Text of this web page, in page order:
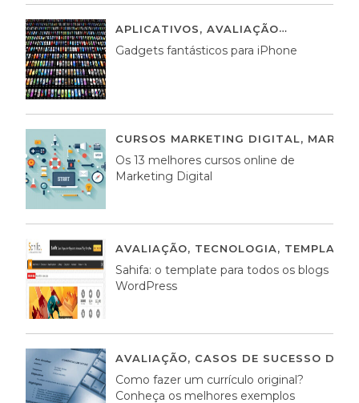
APLICATIVOS, AVALIAÇÃO
Gadgets fantásticos para iPhone
CURSOS MARKETING DIGITAL,
Os 13 melhores cursos online de
Marketing Digital
AVALIAÇÃO, TECNOLOGIA,
Sahifa: o template para todos os blogs
WordPress
AVALIAÇÃO, CASOS DE SUCESSO DE
Como fazer um currículo original?
Conheça os melhores exemplos